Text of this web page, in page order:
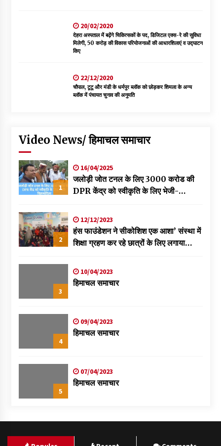
20/02/2020
देहरा अस्पताल में बढ़ेंगे चिकित्सकों के पद, डिजिटल एक्स-रे की सुविधा
मिलेगी, 50 करोड़ की विकास परियोजनाओं की आधारशिलाएं व उद्घाटन
किए
22/12/2020
चौपाल, टूटू और मंडी के धर्मपुर ब्लॉक को छोड़कर शिमला के अन्य
ब्लॉक में पंचायत चुनाव की अनुमति
Video News/ हिमाचल समाचार
1
16/04/2025
जलोड़ी जोत टनल के लिए 3000 करोड की
DPR केंद्र को स्वीकृति के लिए भेजी-
2
12/12/2023
हंस फाउंडेशन ने सीकोशिश एक आशा’ संस्था में
शिक्षा ग्रहण कर रहे छात्रों के लिए लगाया
3
10/04/2023
हिमाचल समाचार
4
09/04/2023
हिमाचल समाचार
5
07/04/2023
हिमाचल समाचार